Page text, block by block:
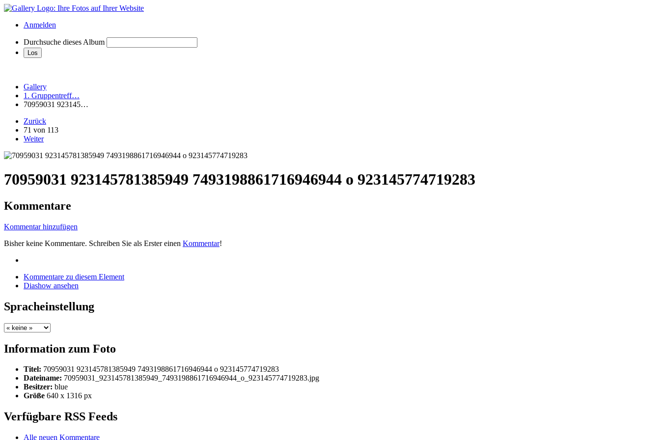
Anmelden
Durchsuche dieses Album
Gallery
1. Gruppentreff…
70959031 923145…
Zurück
71 von 113
Weiter
70959031 923145781385949 7493198861716946944 o 923145774719283
Kommentare
Kommentar hinzufügen
Bisher keine Kommentare. Schreiben Sie als Erster einen Kommentar!
Kommentare zu diesem Element
Diashow ansehen
Spracheinstellung
Information zum Foto
Titel: 70959031 923145781385949 7493198861716946944 o 923145774719283
Dateiname: 70959031_923145781385949_7493198861716946944_o_923145774719283.jpg
Besitzer: blue
Größe 640 x 1316 px
Verfügbare RSS Feeds
Alle neuen Kommentare